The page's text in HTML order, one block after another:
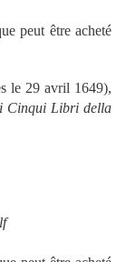
peut être acheté
le 29 avril 1649),
Cinqui Libri della